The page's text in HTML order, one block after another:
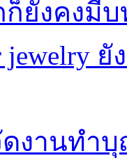
ก็ยังคงมี
jewelry
งานทำ